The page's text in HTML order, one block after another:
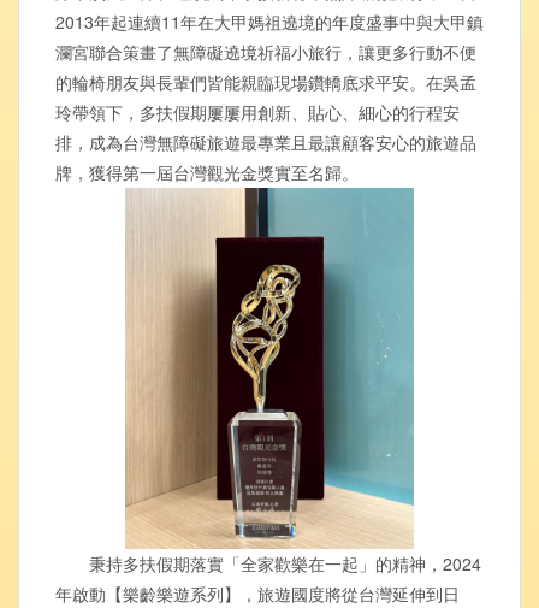
2013年起連續11年在大甲媽祖遶境的年度盛事中與大甲鎮
瀾宮聯合策畫了無障礙遶境祈福小旅行，讓更多行動不便
的輪椅朋友與長輩們皆能親臨現場鑽轎底求平安。在吳孟
玲帶領下，多扶假期屢屢用創新、貼心、細心的行程安
排，成為台灣無障礙旅遊最專業且最讓顧客安心的旅遊品
牌，獲得第一屆台灣觀光金獎實至名歸。
秉持多扶假期落實「全家歡樂在一起」的精神，2024
年啟動【樂齡樂遊系列】，旅遊國度將從台灣延伸到日